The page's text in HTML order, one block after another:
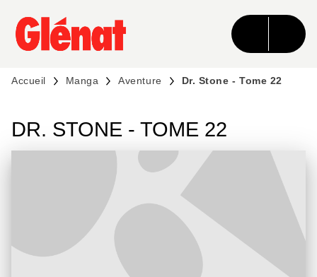
MENU RECHERCHE CONTENU
PIED DE PAGE
Accueil Manga Aventure Dr. Stone - Tome 22
DR. STONE - TOME 22